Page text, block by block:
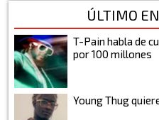
ÚLTIMO
T-Pain habla de
por 100 millones
Young Thug